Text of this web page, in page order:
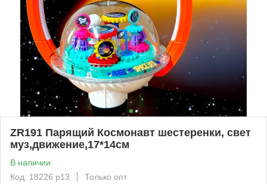
ZR191 Парящий Космонавт шестеренки, свет
муз,движение,17*14см
В наличии
Код: 18226 р13
Только опт